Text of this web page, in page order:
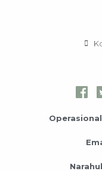
Operasional